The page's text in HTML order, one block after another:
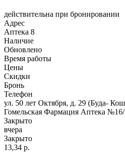
действительна при бронировании
Адрес
Аптека 8
Наличие
Обновлено
Время работы
Цены
Скидки
Бронь
Телефон
ул. 50 лет Октября, д. 29 (Буда-
Гомельская Фармация Аптека №16/
Закрыто
вчера
Закрыто
13,34 р.